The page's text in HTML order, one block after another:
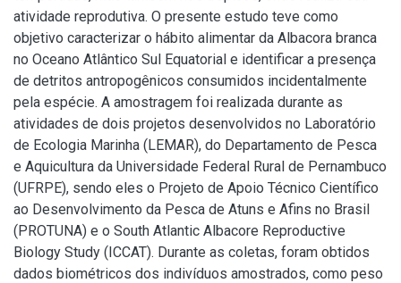
atividade reprodutiva. O presente estudo teve como
objetivo caracterizar o hábito alimentar da Albacora branca
no Oceano Atlântico Sul Equatorial e identificar a presença
de detritos antropogênicos consumidos incidentalmente
pela espécie. A amostragem foi realizada durante as
atividades de dois projetos desenvolvidos no Laboratório
de Ecologia Marinha (LEMAR), do Departamento de Pesca
e Aquicultura da Universidade Federal Rural de Pernambuco
(UFRPE), sendo eles o Projeto de Apoio Técnico Científico
ao Desenvolvimento da Pesca de Atuns e Afins no Brasil
(PROTUNA) e o South Atlantic Albacore Reproductive
Biology Study (ICCAT). Durante as coletas, foram obtidos
dados biométricos dos indivíduos amostrados, como peso